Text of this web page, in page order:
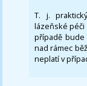
T. j.
lázeňské péči
případě bude
nad rámec
neplatí v